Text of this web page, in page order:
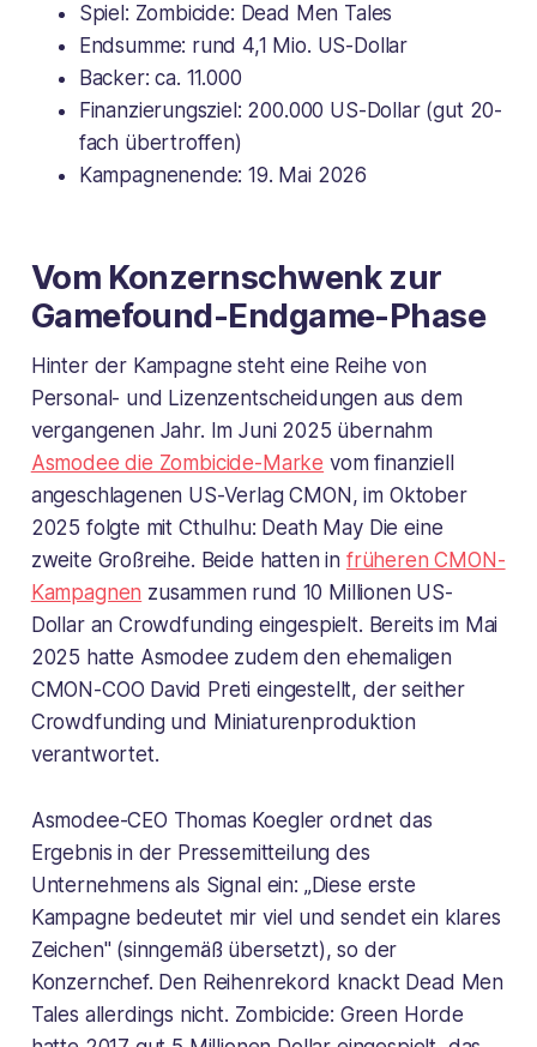
Spiel: Zombicide: Dead Men Tales
Endsumme: rund 4,1 Mio. US-Dollar
Backer: ca. 11.000
Finanzierungsziel: 200.000 US-Dollar (gut 20-
fach übertroffen)
Kampagnenende: 19. Mai 2026
Vom Konzernschwenk zur
Gamefound-Endgame-Phase
Hinter der Kampagne steht eine Reihe von
Personal- und Lizenzentscheidungen aus dem
vergangenen Jahr. Im Juni 2025 übernahm
Asmodee die Zombicide-Marke vom finanziell
angeschlagenen US-Verlag CMON, im Oktober
2025 folgte mit Cthulhu: Death May Die eine
zweite Großreihe. Beide hatten in früheren CMON-
Kampagnen zusammen rund 10 Millionen US-
Dollar an Crowdfunding eingespielt. Bereits im Mai
2025 hatte Asmodee zudem den ehemaligen
CMON-COO David Preti eingestellt, der seither
Crowdfunding und Miniaturenproduktion
verantwortet.
Asmodee-CEO Thomas Koegler ordnet das
Ergebnis in der Pressemitteilung des
Unternehmens als Signal ein: „Diese erste
Kampagne bedeutet mir viel und sendet ein klares
Zeichen" (sinngemäß übersetzt), so der
Konzernchef. Den Reihenrekord knackt Dead Men
Tales allerdings nicht. Zombicide: Green Horde